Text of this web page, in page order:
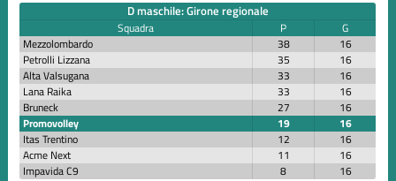
D maschile: Girone regionale
Squadra P
G
Mezzolombardo
38
16
Petrolli Lizzana
35
16
Alta Valsugana
33
16
Lana Raika
33
16
Bruneck
27
16
Promovolley
19
16
Itas Trentino
12
16
Acme Next
11
16
Impavida C9
8 16